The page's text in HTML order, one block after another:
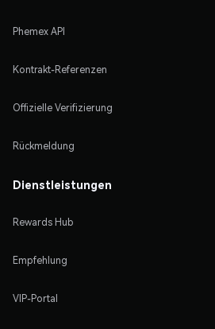
Phemex API
Kontrakt-Referenzen
Offizielle Verifizierung
Rückmeldung
Dienstleistungen
Rewards Hub
Empfehlung
VIP-Portal